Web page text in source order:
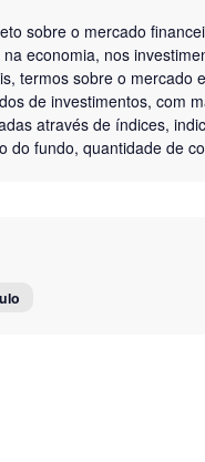
sobre o mercado
economia, nos
termos sobre o mercado
de investimentos, com
através de índices,
do fundo, quantidade de